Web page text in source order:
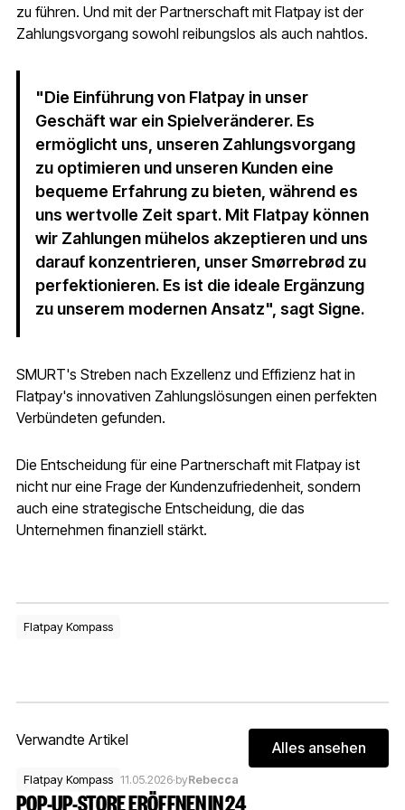
zu führen. Und mit der Partnerschaft mit Flatpay ist der
Zahlungsvorgang sowohl reibungslos als auch nahtlos.
"Die Einführung von Flatpay in unser
Geschäft war ein Spielveränderer. Es
ermöglicht uns, unseren Zahlungsvorgang
zu optimieren und unseren Kunden eine
bequeme Erfahrung zu bieten, während es
uns wertvolle Zeit spart. Mit Flatpay können
wir Zahlungen mühelos akzeptieren und uns
darauf konzentrieren, unser Smørrebrød zu
perfektionieren. Es ist die ideale Ergänzung
zu unserem modernen Ansatz", sagt Signe.
SMURT's Streben nach Exzellenz und Effizienz hat in
Flatpay's innovativen Zahlungslösungen einen perfekten
Verbündeten gefunden.
Die Entscheidung für eine Partnerschaft mit Flatpay ist
nicht nur eine Frage der Kundenzufriedenheit, sondern
auch eine strategische Entscheidung, die das
Unternehmen finanziell stärkt.
Flatpay Kompass
Verwandte Artikel Alles
Alles ansehen
Flatpay Kompass 11.05.2026·byRebecca
POP-UP-STORE ERÖFFNEN IN 24